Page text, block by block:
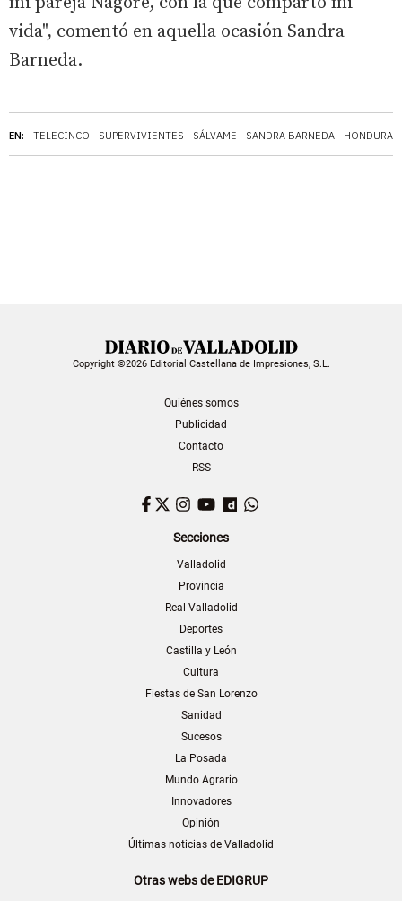
EN: TELECINCO SUPERVIVIENTES SÁLVAME SANDRA BARNEDA HONDURAS
vida", comentó en aquella ocasión Sandra
Barneda.
Copyright ©2026 Editorial Castellana de Impresiones, S.L.
Quiénes somos
Publicidad
Contacto
RSS
Facebook
TwitterInstagram
YouTubeDailymotion
Secciones
Valladolid
Provincia
Real Valladolid
Deportes
Castilla y León
Cultura
Fiestas de San Lorenzo
Sanidad
Sucesos
La Posada
Mundo Agrario
Innovadores
Opinión
Últimas noticias de Valladolid
Otras webs de EDIGRUP